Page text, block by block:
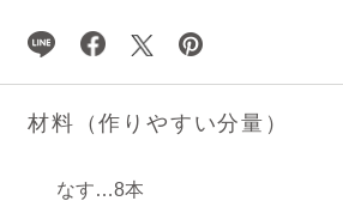
材料（作りやすい分量）
なす…8本